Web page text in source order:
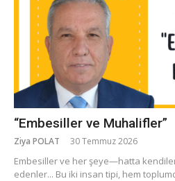
“Embesiller ve Muhalifler”
Ziya POLAT 30 Temmuz 2026
​Embesiller ve her şeye—hatta
edenler... Bu iki insan tipi, hem